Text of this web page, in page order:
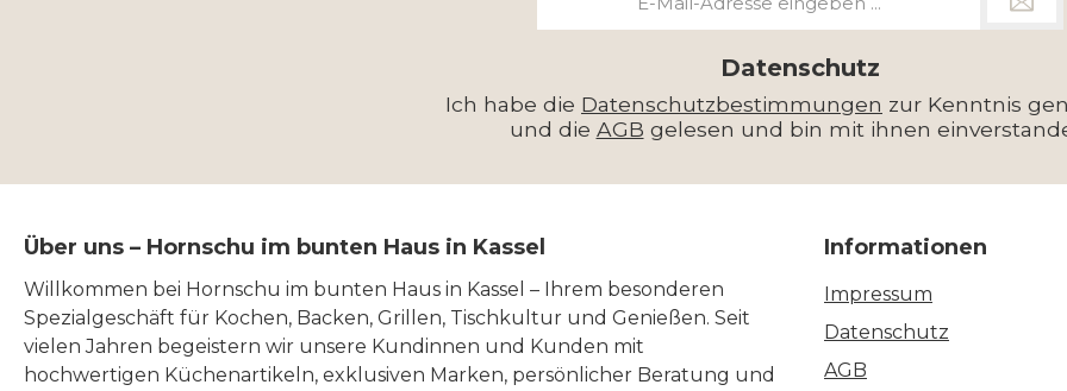
Datenschutz
Ich habe die Datenschutzbestimmungen zur Kenntnis
und die AGB gelesen und bin mit ihnen
Über uns – Hornschu im bunten Haus in Kassel
Willkommen bei Hornschu im bunten Haus in Kassel – Ihrem besonderen
Spezialgeschäft für Kochen, Backen, Grillen, Tischkultur und Genießen. Seit
vielen Jahren begeistern wir unsere Kundinnen und Kunden mit
hochwertigen Küchenartikeln, exklusiven Marken, persönlicher Beratung und
Informationen
Impressum
Datenschutz
AGB